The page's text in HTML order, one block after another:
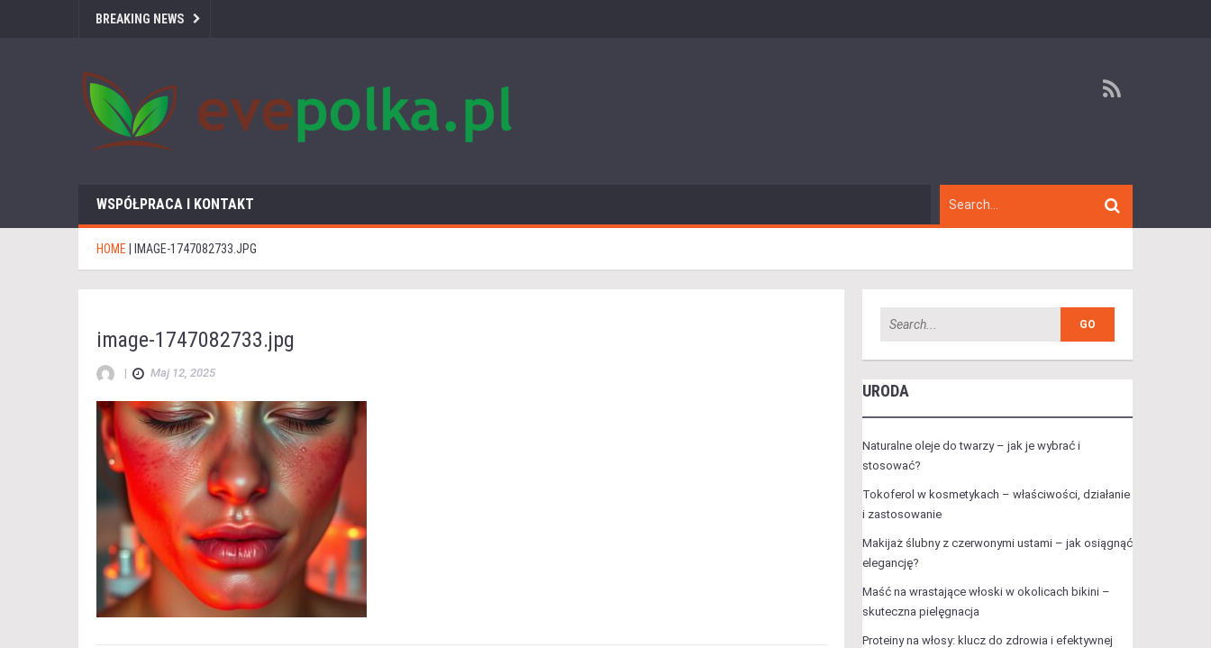
BREAKING NEWS
WSPÓŁPRACA I KONTAKT
HOME IMAGE-1747082733.JPG
image-1747082733.jpg
| Maj 12, 2025
URODA
Naturalne oleje do twarzy – jak je wybrać i
stosować?
Tokoferol w kosmetykach – właściwości, działanie
i zastosowanie
Makijaż ślubny z czerwonymi ustami – jak osiągnąć
elegancję?
Maść na wrastające włoski w okolicach bikini –
skuteczna pielęgnacja
Proteiny na włosy: klucz do zdrowia i efektywnej